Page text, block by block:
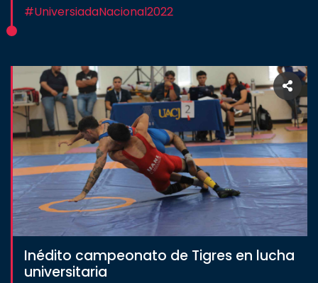
#UniversiadaNacional2022
Inédito campeonato de Tigres en lucha
universitaria